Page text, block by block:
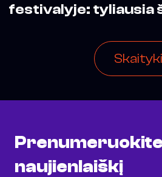
festivalyje: tyliausia
Prenumeruokite
naujienlaiškį